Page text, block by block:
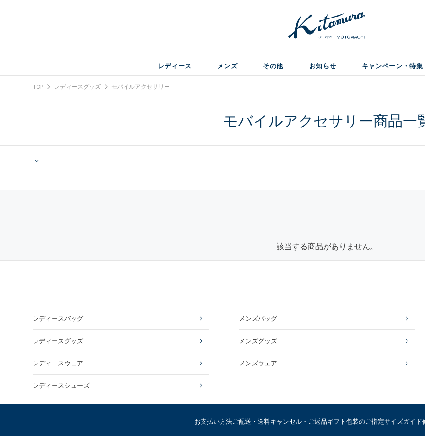
レディース メンズ その他 お知らせ キャンペーン・特集
TOP レディースグッズ モバイルアクセサリー
モバイルアクセサリー商品一
該当する商品がありません。
レディースバッグ
レディースグッズ
レディースウェア
レディースシューズ
メンズバッグ
メンズグッズ
メンズウェア
お支払い方法ご配送・送料キャンセル・ご返品ギフト包装のご指定サイズガイド